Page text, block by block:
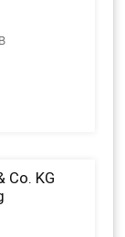
Co. KG